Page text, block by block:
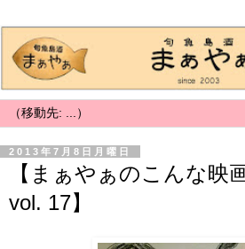
2013年7月8日月曜日
【まぁやぁのこんな映
vol. 17】